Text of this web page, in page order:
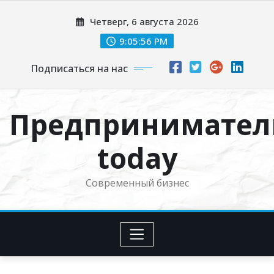
Четверг, 6 августа 2026
9:05:57 PM
Подписаться на нас
today
Современный бизнес